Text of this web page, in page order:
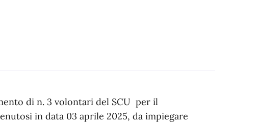
di n. 3 volontari del SCU per il
in data 03 aprile 2025, da impiegare